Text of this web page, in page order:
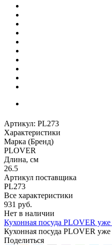
Артикул: PL273
Характеристики
Марка (Бренд)
PLOVER
Длина, см
26.5
Артикул поставщика
PL273
Все характеристики
931 руб.
Нет в наличии
Кухонная посуда PLOVER
Кухонная посуда PLOVER
Поделиться